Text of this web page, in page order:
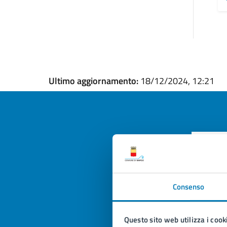
Consenso
Questo sito web utilizza i
Ultimo aggiornamento: 18/12/2024, 12:21
Valuta